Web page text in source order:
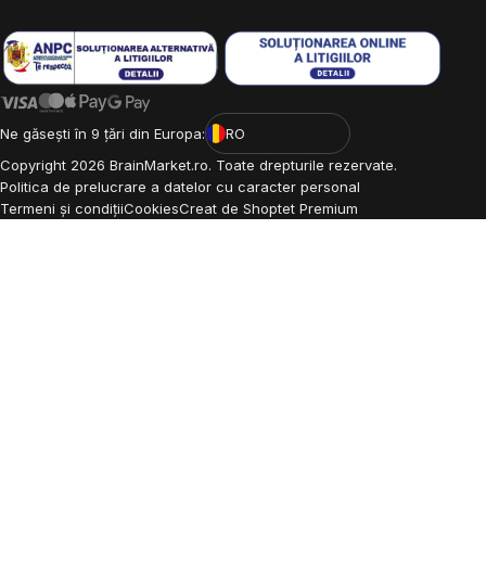
Ne găsești în 9 țări din Europa:
RO
Copyright 2026 BrainMarket.ro. Toate drepturile rezervate.
Politica de prelucrare a datelor cu caracter personal
Termeni și condițiiCookiesCreat de Shoptet Premium